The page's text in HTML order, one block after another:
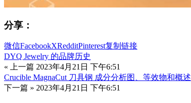
分享：
微信FacebookXRedditPinterest复制链接
DYQ Jewelry 的品牌历史
« 上一篇 2023年4月21日 下午6:51
Crucible MagnaCut 刀具钢 成分分析图、等效物和概述
下一篇 » 2023年4月21日 下午6:51